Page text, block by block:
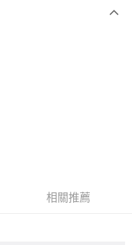
相關推薦